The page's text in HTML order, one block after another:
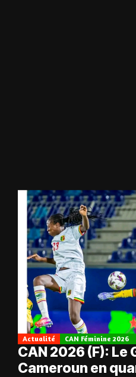
Actualité CAN Féminine 2026
CAN 2026 (F): Le
Cameroun en